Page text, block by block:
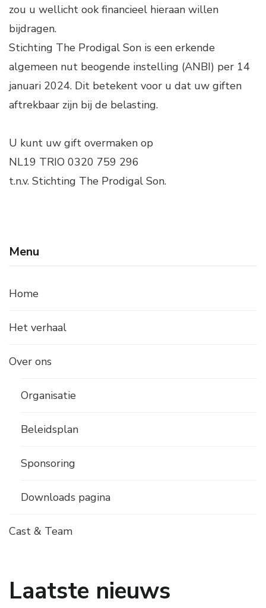
zou u wellicht ook financieel hieraan willen
bijdragen.
Stichting The Prodigal Son is een erkende
algemeen nut beogende instelling (ANBI) per 14
januari 2024. Dit betekent voor u dat uw giften
aftrekbaar zijn bij de belasting.
U kunt uw gift overmaken op
NL19 TRIO 0320 759 296
t.n.v. Stichting The Prodigal Son.
Menu
Home
Het verhaal
Over ons
Organisatie
Beleidsplan
Sponsoring
Downloads pagina
Cast & Team
Laatste nieuws